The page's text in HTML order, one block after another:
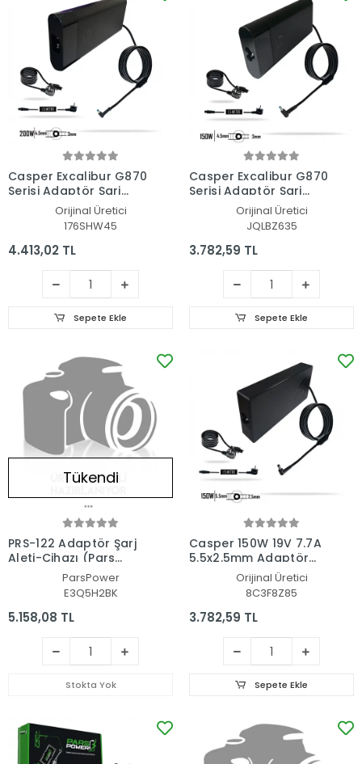
Casper Excalibur G870
Serisi Adaptör Şarj
Aleti-CihazıOrijinal Üretici
176SHW45
4.413,02 TL
Sepete Ekle
Casper Excalibur G870
Serisi Adaptör Şarj
Aleti-CihazıOrijinal Üretici
JQLBZ635
3.782,59 TL
Sepete Ekle
Tükendi
PRS-122 Adaptör Şarj
Aleti-Cihazı (Pars
ParsPower
E3Q5H2BK
5.158,08 TL
Stokta Yok
Casper 150W 19V 7.7A
5.5x2.5mm Adaptör
Şarj Aleti-Cihazı
Orijinal Üretici
8C3F8Z85
3.782,59 TL
Sepete Ekle